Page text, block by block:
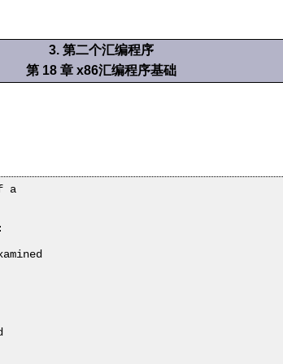
3. 第二个汇编程序
第 18 章 x86汇编程序基础
a